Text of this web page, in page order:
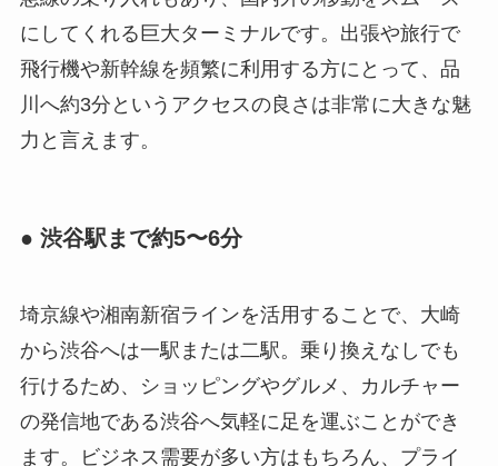
にしてくれる巨大ターミナルです。出張や旅行で
飛行機や新幹線を頻繁に利用する方にとって、品
川へ約3分というアクセスの良さは非常に大きな魅
力と言えます。
● 渋谷駅まで約5〜6分
埼京線や湘南新宿ラインを活用することで、大崎
から渋谷へは一駅または二駅。乗り換えなしでも
行けるため、ショッピングやグルメ、カルチャー
の発信地である渋谷へ気軽に足を運ぶことができ
ます。ビジネス需要が多い方はもちろん、プライ